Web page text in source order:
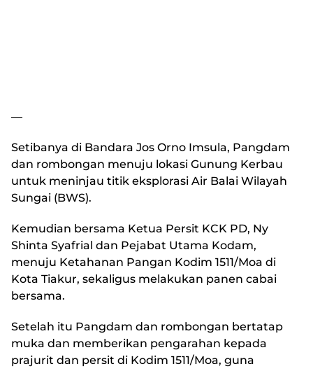
—
Setibanya di Bandara Jos Orno Imsula, Pangdam
dan rombongan menuju lokasi Gunung Kerbau
untuk meninjau titik eksplorasi Air Balai Wilayah
Sungai (BWS).
Kemudian bersama Ketua Persit KCK PD, Ny
Shinta Syafrial dan Pejabat Utama Kodam,
menuju Ketahanan Pangan Kodim 1511/Moa di
Kota Tiakur, sekaligus melakukan panen cabai
bersama.
Setelah itu Pangdam dan rombongan bertatap
muka dan memberikan pengarahan kepada
prajurit dan persit di Kodim 1511/Moa, guna